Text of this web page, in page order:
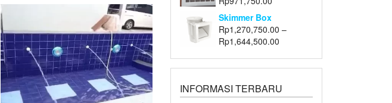
Skimmer Box
Rp1,270,750.00 –
Rp1,644,500.00
INFORMASI TERBARU